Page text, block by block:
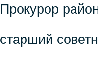
Прокурор
старший